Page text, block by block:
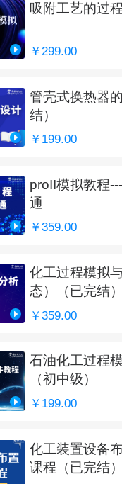
吸附工艺的过
￥299.00
管壳式换热器
结）
￥199.00
proII模拟教程
通
￥359.00
化工过程模拟
态）（已完结）
￥359.00
石油化工过程
（初中级）
￥199.00
化工装置设备
课程（已完结）